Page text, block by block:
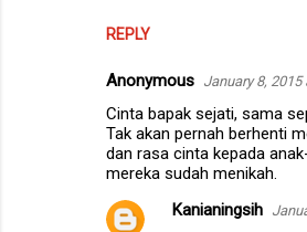
REPLY
Anonymous January 8, 2015
Cinta bapak sejati, sama
Tak akan pernah berhenti
dan rasa cinta kepada
mereka sudah menikah.
Kanianingsih